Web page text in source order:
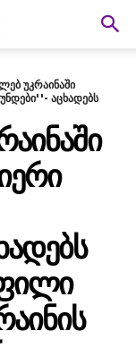
უკრაინაში
აცხადებს